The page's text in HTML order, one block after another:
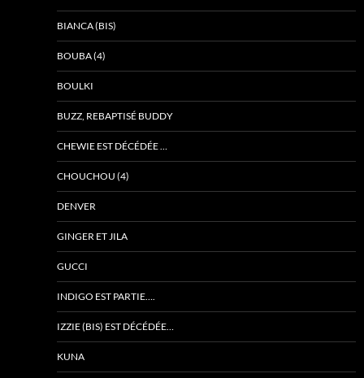
BIANCA (BIS)
BOUBA (4)
BOULKI
BUZZ, REBAPTISÉ BUDDY
CHEWIE EST DÉCÉDÉE …
CHOUCHOU (4)
DENVER
GINGER ET JILA
GUCCI
INDIGO EST PARTIE….
IZZIE (BIS) EST DÉCÉDÉE…
KUNA